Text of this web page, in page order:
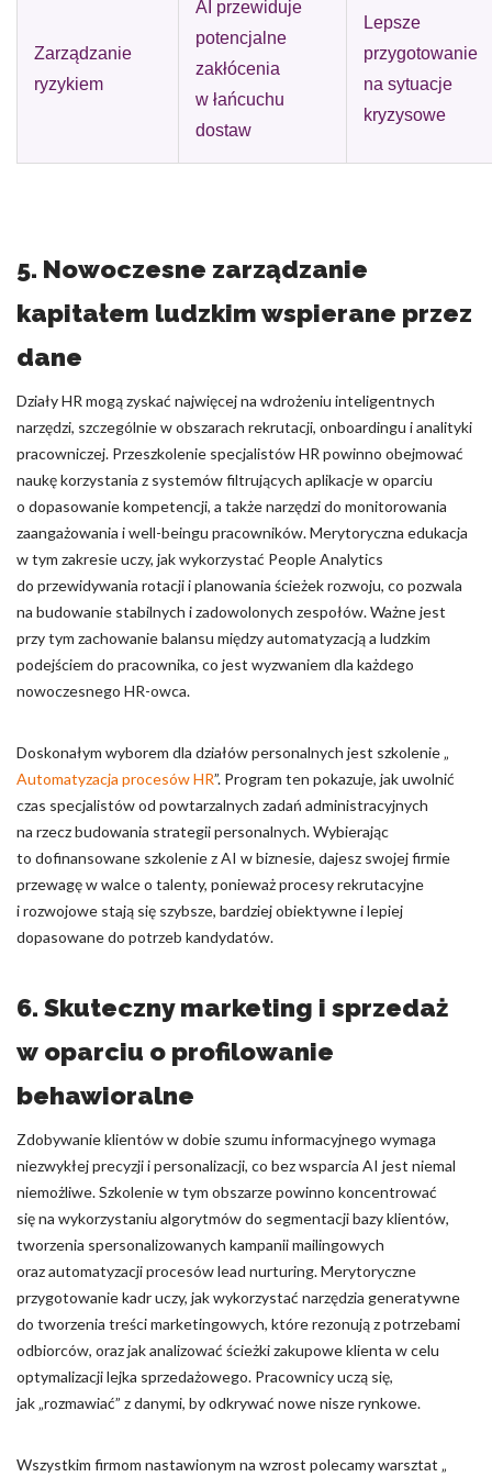
Zarządzanie
ryzykiem
AI przewiduje
potencjalne
zakłócenia
w łańcuchu
dostaw
Lepsze
przygotowanie
na sytuacje
kryzysowe
5. Nowoczesne zarządzanie
kapitałem ludzkim wspierane przez
dane
Działy HR mogą zyskać najwięcej na wdrożeniu inteligentnych
narzędzi, szczególnie w obszarach rekrutacji, onboardingu i analityki
pracowniczej. Przeszkolenie specjalistów HR powinno obejmować
naukę korzystania z systemów filtrujących aplikacje w oparciu
o dopasowanie kompetencji, a także narzędzi do monitorowania
zaangażowania i well-beingu pracowników. Merytoryczna edukacja
w tym zakresie uczy, jak wykorzystać People Analytics
do przewidywania rotacji i planowania ścieżek rozwoju, co pozwala
na budowanie stabilnych i zadowolonych zespołów. Ważne jest
przy tym zachowanie balansu między automatyzacją a ludzkim
podejściem do pracownika, co jest wyzwaniem dla każdego
nowoczesnego HR-owca.
Doskonałym wyborem dla działów personalnych jest szkolenie „
Automatyzacja procesów HR”. Program ten pokazuje, jak uwolnić
czas specjalistów od powtarzalnych zadań administracyjnych
na rzecz budowania strategii personalnych. Wybierając
to dofinansowane szkolenie z AI w biznesie, dajesz swojej firmie
przewagę w walce o talenty, ponieważ procesy rekrutacyjne
i rozwojowe stają się szybsze, bardziej obiektywne i lepiej
dopasowane do potrzeb kandydatów.
6. Skuteczny marketing i sprzedaż
w oparciu o profilowanie
behawioralne
Zdobywanie klientów w dobie szumu informacyjnego wymaga
niezwykłej precyzji i personalizacji, co bez wsparcia AI jest niemal
niemożliwe. Szkolenie w tym obszarze powinno koncentrować
się na wykorzystaniu algorytmów do segmentacji bazy klientów,
tworzenia spersonalizowanych kampanii mailingowych
oraz automatyzacji procesów lead nurturing. Merytoryczne
przygotowanie kadr uczy, jak wykorzystać narzędzia generatywne
do tworzenia treści marketingowych, które rezonują z potrzebami
odbiorców, oraz jak analizować ścieżki zakupowe klienta w celu
optymalizacji lejka sprzedażowego. Pracownicy uczą się,
jak „rozmawiać” z danymi, by odkrywać nowe nisze rynkowe.
Wszystkim firmom nastawionym na wzrost polecamy warsztat „